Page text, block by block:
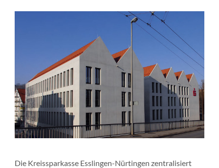
Die Kreissparkasse Esslingen-Nürtingen zentralisiert